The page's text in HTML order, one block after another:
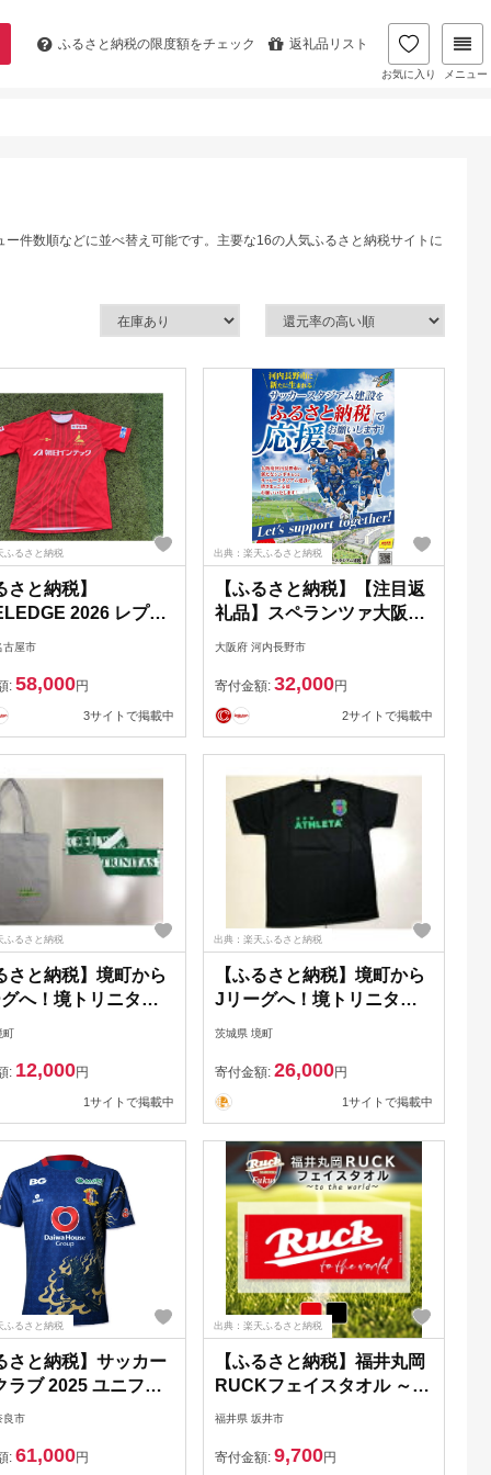
ふるさと納税の限度額をチェック 返礼品リスト
お気に入り メニュー
件数順などに並べ替え可能です。主要な16の人気ふるさと納税サイトに
ふるさと納税
さと納税】
2026 レプリ
フォーム FP／
ーツチーム活動支援
附金専用】
古屋市
: 58,000円
3サイトで掲載中
出典：楽天ふるさと納税
【ふるさと納税】【注目返
礼品】スペランツァ大阪応
援グッズA｜なでしこリー
支援寄付｜スポーツ支援／
地域活性／応援グッズ付き
大阪府 河内長野市
寄付金額: 32,000円
2サイトで掲載中
ふるさと納税
さと納税】境町から
へ！境トリニタス
ッズ マフラータオ
町
: 12,000円
1サイトで掲載中
出典：楽天ふるさと納税
【ふるさと納税】境町から
Jリーグへ！境トリニタス
応援グッズ マフラータオル
茨城県 境町
寄付金額: 26,000円
1サイトで掲載中
ふるさと納税
さと納税】サッカー
ラブ 2025 ユニフォ
ームFP Jリーグ 奈
良市
: 61,000円
出典：楽天ふるさと納税
【ふるさと納税】福井丸岡
RUCKフェイスタオル ～to
the world～ 赤・黒
福井県 坂井市
寄付金額: 9,700円